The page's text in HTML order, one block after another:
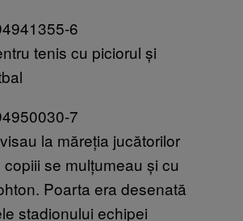
tenis cu piciorul și
la măreția jucătorilor
se mulțumeau și cu
Poarta era desenată
stadionului echipei